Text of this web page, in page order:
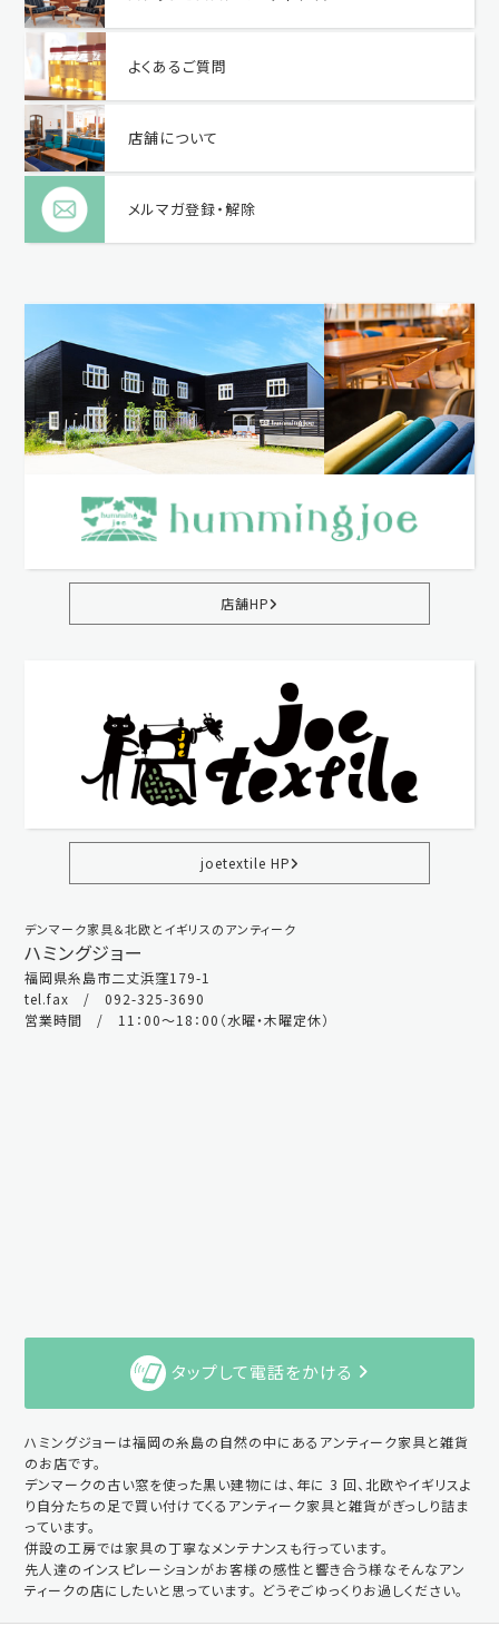
よくあるご質問
店舗について
メルマガ登録・解除
店舗HP
joetextile HP
デンマーク家具＆北欧とイギリスのアンティーク
ハミングジョー
福岡県糸島市二丈浜窪179-1
tel.fax / 092-325-3690
営業時間 / 11：00～18：00（水曜・木曜定休）
タップして電話をかける
ハミングジョーは福岡の糸島の自然の中にあるアンティーク家具と雑貨
のお店です。
デンマークの古い窓を使った黒い建物には、年に 3 回、北欧やイギリスよ
り自分たちの足で買い付けてくるアンティーク家具と雑貨がぎっしり詰ま
っています。
併設の工房では家具の丁寧なメンテナンスも行っています。
先人達のインスピレーションがお客様の感性と響き合う様なそんなアン
ティークの店にしたいと思っています。 どうぞごゆっくりお過しください。